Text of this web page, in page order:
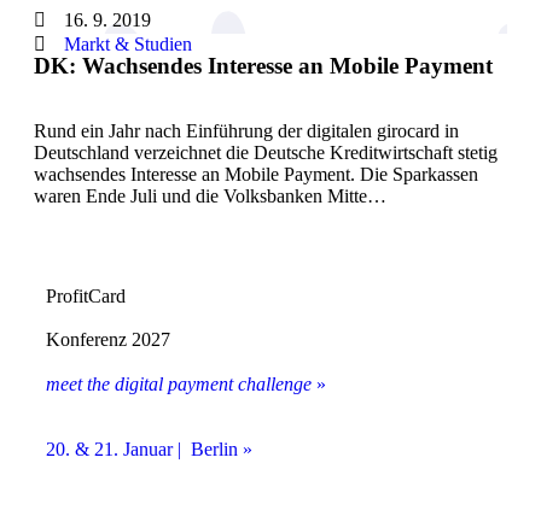
16. 9. 2019
Markt & Studien
DK: Wachsendes Interesse an Mobile Payment
Rund ein Jahr nach Einführung der digitalen girocard in
Deutschland verzeichnet die Deutsche Kreditwirtschaft stetig
wachsendes Interesse an Mobile Payment. Die Sparkassen
waren Ende Juli und die Volksbanken Mitte…
ProfitCard
Konferenz 2027
meet the digital payment challenge »
20. & 21. Januar | Berlin »